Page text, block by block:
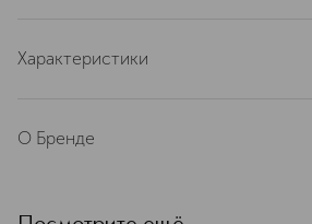
Характеристики
артикул
О Бренде
высокого